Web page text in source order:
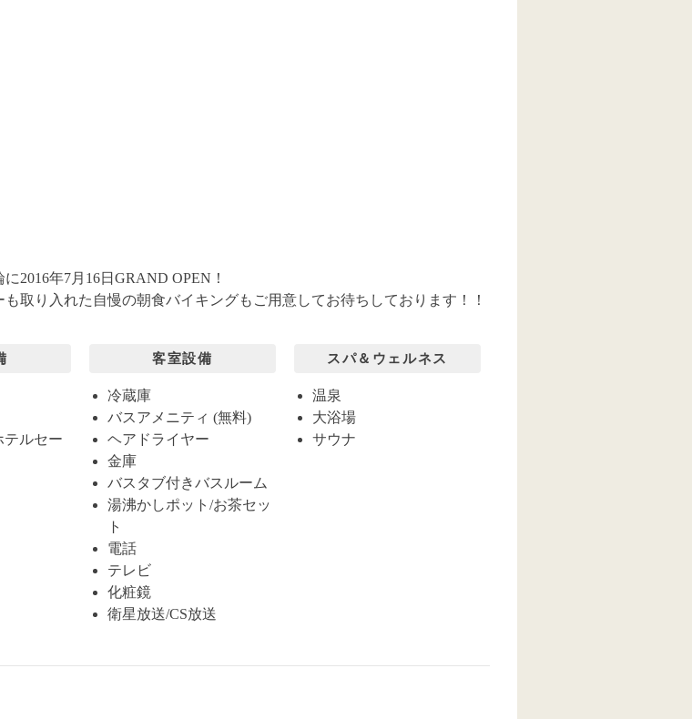
2016年7月16日GRAND OPEN！
取り入れた自慢の朝食バイキングもご用意してお待ちしております！！
テルセー
客室設備
冷蔵庫
バスアメニティ (無料)
ヘアドライヤー
金庫
バスタブ付きバスルーム
湯沸かしポット/お茶セッ
ト
電話
テレビ
化粧鏡
衛星放送/CS放送
スパ＆ウェルネス
温泉
大浴場
サウナ